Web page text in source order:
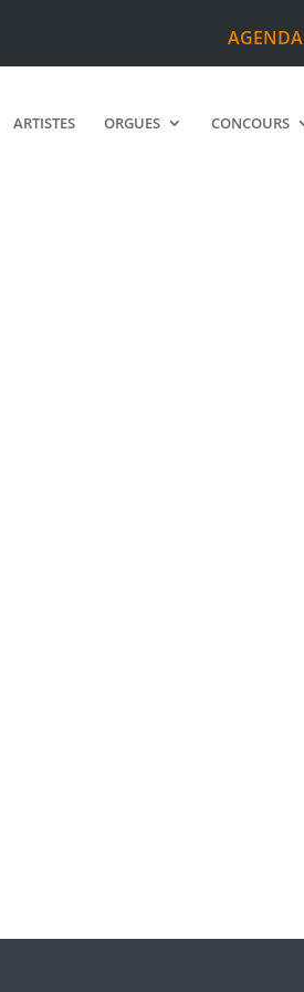
AGENDA
ARTISTES ORGUES CONCOURS